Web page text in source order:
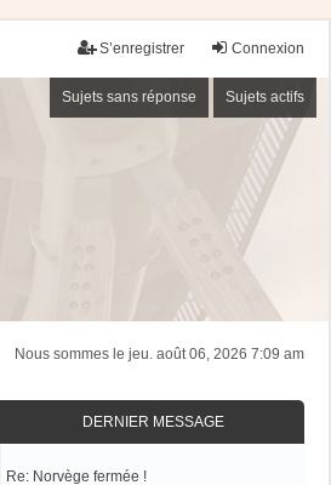
Connexion
S’enregistrer
Sujets sans réponse Sujets actifs
Nous sommes le jeu. août 06, 2026 7:09 am
DERNIER MESSAGE
Re: Norvège fermée !